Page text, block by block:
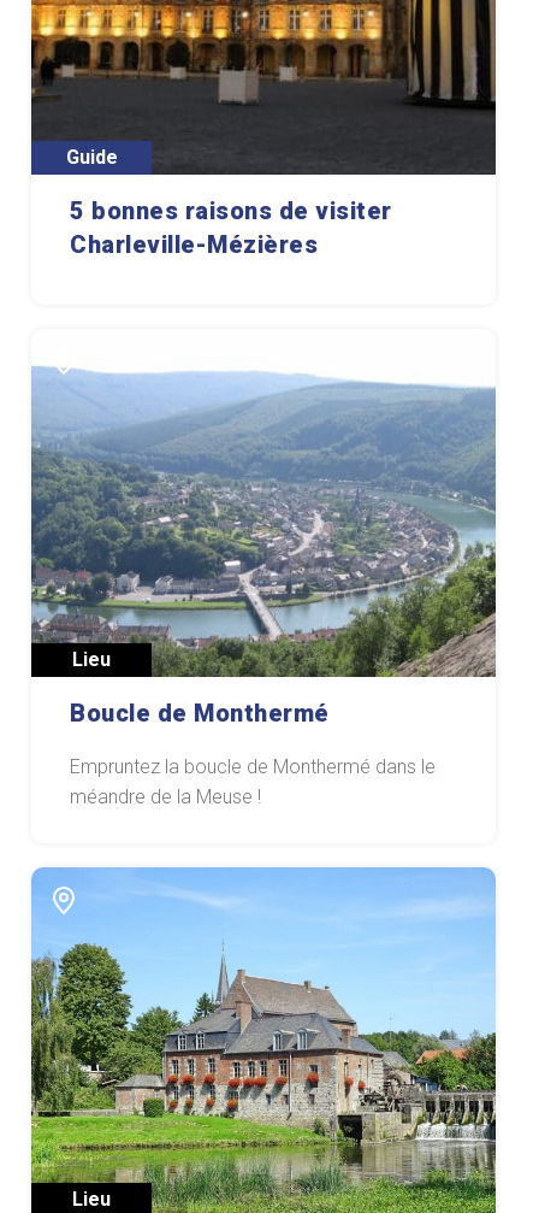
Guide
5 bonnes raisons de visiter
Charleville-Mézières
Lieu
Boucle de Monthermé
Empruntez la boucle de Monthermé dans le
méandre de la Meuse !
Lieu